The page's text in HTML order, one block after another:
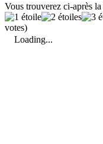
Vous trouverez ci-après la
votes)
Loading...